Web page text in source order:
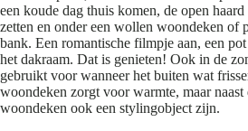
een koude dag thuis komen, de open
zetten en onder een wollen woondeken of
bank. Een romantische filmpje aan, een
het dakraam. Dat is genieten! Ook in de
gebruikt voor wanneer het buiten wat
woondeken zorgt voor warmte, maar
woondeken ook een stylingobject zijn.